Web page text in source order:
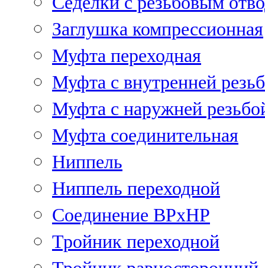
Заглушка компрессионная
Муфта переходная
Муфта с внутренней
Муфта с наружней
Муфта соединительная
Ниппель
Ниппель переходной
Соединение ВРхНР
Тройник переходной